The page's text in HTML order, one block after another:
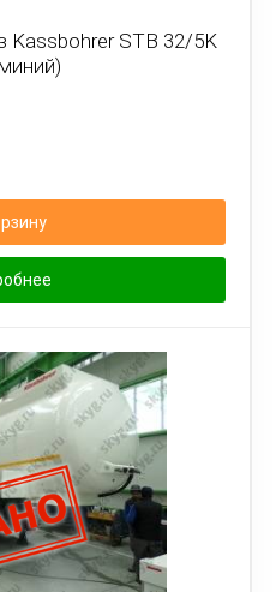
Kassbohrer STB 32/5K